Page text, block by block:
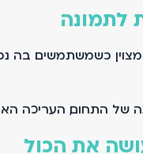
לתמונה
כשמשתמשים בה
של התחום, העריכה